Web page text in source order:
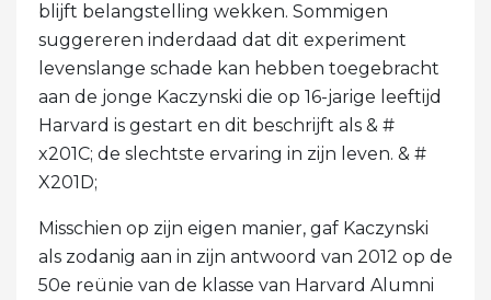
blijft belangstelling wekken. Sommigen
suggereren inderdaad dat dit experiment
levenslange schade kan hebben toegebracht
aan de jonge Kaczynski die op 16-jarige leeftijd
Harvard is gestart en dit beschrijft als & #
x201C; de slechtste ervaring in zijn leven. & #
X201D;
Misschien op zijn eigen manier, gaf Kaczynski
als zodanig aan in zijn antwoord van 2012 op de
50e reünie van de klasse van Harvard Alumni